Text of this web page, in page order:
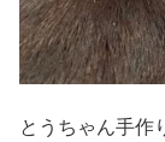
とうちゃん手作